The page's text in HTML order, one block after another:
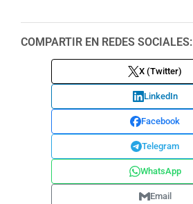
COMPARTIR EN REDES SOCIALES:
X (Twitter)
LinkedIn
Facebook
Telegram
WhatsApp
Email